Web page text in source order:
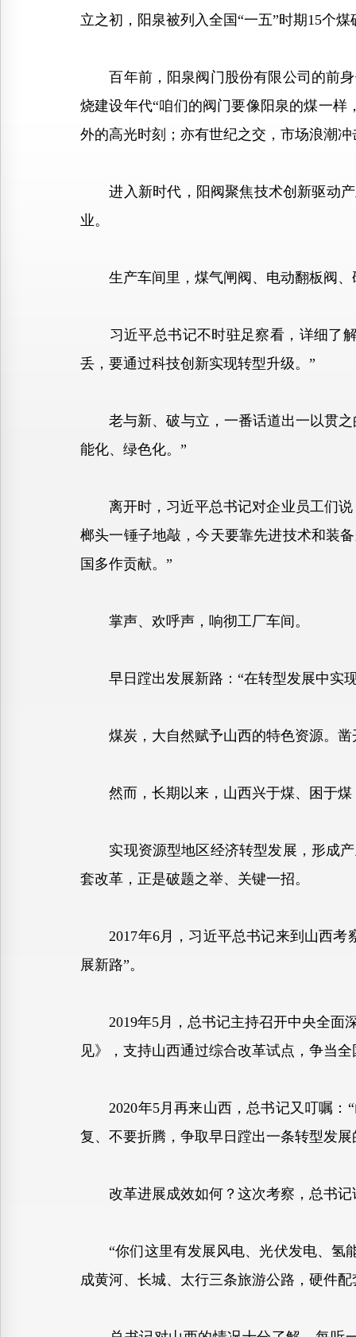
立之初，阳泉被列入全国“一五”时期15个
百年前，阳泉阀门股份有限公司的前身
烧建设年代“咱们的阀门要像阳泉的煤一
外的高光时刻；亦有世纪之交，市场浪潮
进入新时代，阳阀聚焦技术创新驱动产
业。
生产车间里，煤气闸阀、电动翻板阀
习近平总书记不时驻足察看，详细了解
丢，要通过科技创新实现转型升级。”
老与新、破与立，一番话道出一以贯之
能化、绿色化。”
离开时，习近平总书记对企业员工们说
榔头一锤子地敲，今天要靠先进技术和装
国多作贡献。”
掌声、欢呼声，响彻工厂车间。
早日蹚出发展新路：“在转型发展中实
煤炭，大自然赋予山西的特色资源。凿
然而，长期以来，山西兴于煤、困于煤
实现资源型地区经济转型发展，形成产
套改革，正是破题之举、关键一招。
2017年6月，习近平总书记来到山西考
展新路”。
2019年5月，总书记主持召开中央全面
见》，支持山西通过综合改革试点，争当
2020年5月再来山西，总书记又叮嘱：“
复、不要折腾，争取早日蹚出一条转型发展
改革进展成效如何？这次考察，总书记
“你们这里有发展风电、光伏发电、氢能
成黄河、长城、太行三条旅游公路，硬件